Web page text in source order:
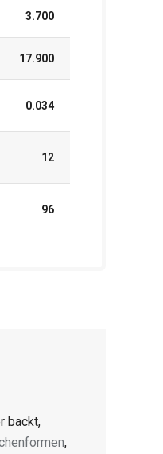
3.700
17.900
0.034
12
96
backt,
,